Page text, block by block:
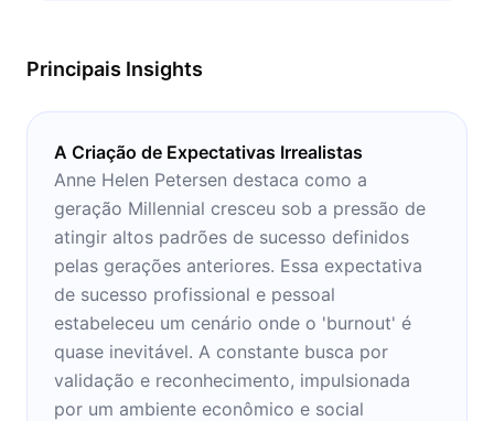
Principais Insights
A Criação de Expectativas Irrealistas
Anne Helen Petersen destaca como a
geração Millennial cresceu sob a pressão de
atingir altos padrões de sucesso definidos
pelas gerações anteriores. Essa expectativa
de sucesso profissional e pessoal
estabeleceu um cenário onde o 'burnout' é
quase inevitável. A constante busca por
validação e reconhecimento, impulsionada
por um ambiente econômico e social